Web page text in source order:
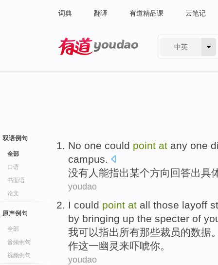
词典 翻译 有道精品课 云笔记
中英
双语例句
全部
口语
书面语
论文
原声例句
全部
音频例句
视频例句
No one could point at any one
campus.
没有人 能指出某个方向 回答出具
youdao
I could point at all those layoff
by bringing up the specter of
我可以指出 所有那些裁员的数据
作这一幽灵 来吓唬你。
youdao